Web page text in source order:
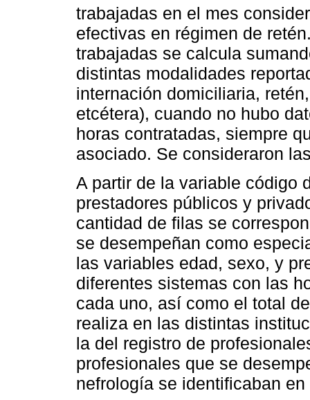
trabajadas en el mes
efectivas en régimen de
trabajadas se calcula
distintas modalidades
internación domiciliaria,
etcétera), cuando no hubo
horas contratadas, siempre
asociado. Se consideraron
A partir de la variable código
prestadores públicos y
cantidad de filas se
se desempeñan como
las variables edad, sexo, y
diferentes sistemas con las
cada uno, así como el total
realiza en las distintas
la del registro de
profesionales que se
nefrología se identificaban